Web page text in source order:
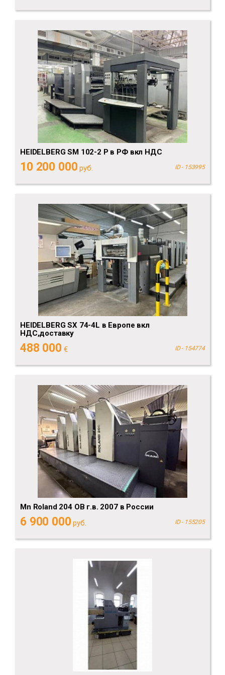
HEIDELBERG SM 102-2 P в РФ вкл НДС
10 200 000 руб. ID - 153995
HEIDELBERG SX 74-4L в Европе вкл
НДС,доставку
488 000 € ID - 154774
Mn Roland 204 ОВ г.в. 2007 в России
6 900 000 руб. ID - 155205